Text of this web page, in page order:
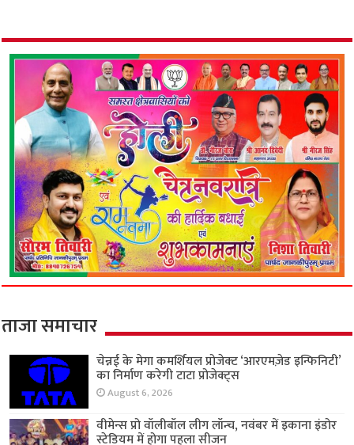
ताजा समाचार
चेन्नई के मेगा कमर्शियल प्रोजेक्ट ‘आरएमज़ेड इन्फिनिटी’
का निर्माण करेगी टाटा प्रोजेक्ट्स
August 6, 2026
वीमेन्स प्रो वॉलीबॉल लीग लॉन्च, नवंबर में इकाना इंडोर
स्टेडियम में होगा पहला सीजन